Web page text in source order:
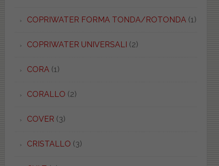
COPRIWATER FORMA TONDA/ROTONDA (1)
COPRIWATER UNIVERSALI (2)
CORA (1)
CORALLO (2)
COVER (3)
CRISTALLO (3)